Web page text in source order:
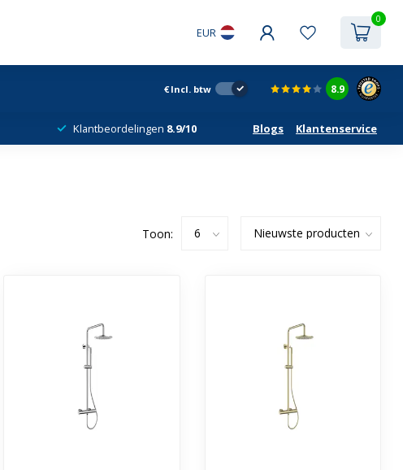
EUR
0
€ Incl. btw 8.9
Klantbeordelingen 8.9/10 Blogs Klantenservice
Toon: